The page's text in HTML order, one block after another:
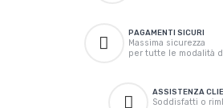
PAGAMENTI SICURI
Massima sicurezza
per tutte le modalità
ASSISTENZA
Soddisfatti o